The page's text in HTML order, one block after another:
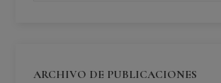
ARCHIVO DE PUBLICACIONES